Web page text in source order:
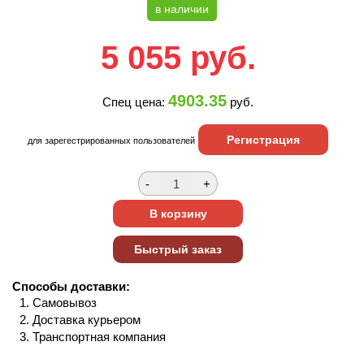
в наличии
5 055 руб.
Спец цена: 4903.35 руб.
для зарегестрированных пользователей Регистрация
Способы доставки:
Самовывоз
Доставка курьером
Транспортная компания